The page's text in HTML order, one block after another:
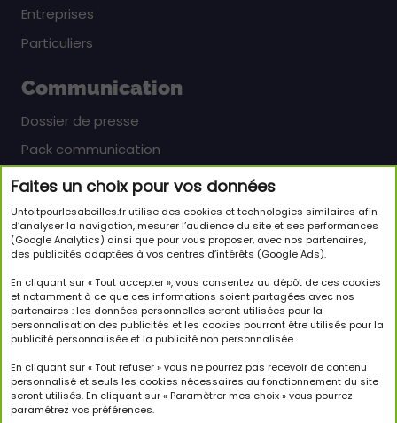
Faites un choix pour vos données
Untoitpourlesabeilles.fr utilise des cookies et technologies similaires afin
d’analyser la navigation, mesurer l’audience du site et ses performances
(Google Analytics) ainsi que pour vous proposer, avec nos partenaires,
des publicités adaptées à vos centres d’intérêts (Google Ads).
En cliquant sur « Tout accepter », vous consentez au dépôt de ces cookies
et notamment à ce que ces informations soient partagées avec nos
partenaires : les données personnelles seront utilisées pour la
personnalisation des publicités et les cookies pourront être utilisés pour la
publicité personnalisée et la publicité non personnalisée.
En cliquant sur « Tout refuser » vous ne pourrez pas recevoir de contenu
personnalisé et seuls les cookies nécessaires au fonctionnement du site
seront utilisés. En cliquant sur « Paramètrer mes choix » vous pourrez
paramétrez vos préférences.
Entreprises
Particuliers
Communication
Dossier de presse
Pack communication
Newsletter
Inscrivez-vous pour en savoir plus sur le monde
passionnant des abeilles et sur notre initiative.
JE M'INSCRIS À LA NEWSLETTER
Suivez-nous
Copyright © 2026 Un Toit Pour Les Abeilles. Tous droits